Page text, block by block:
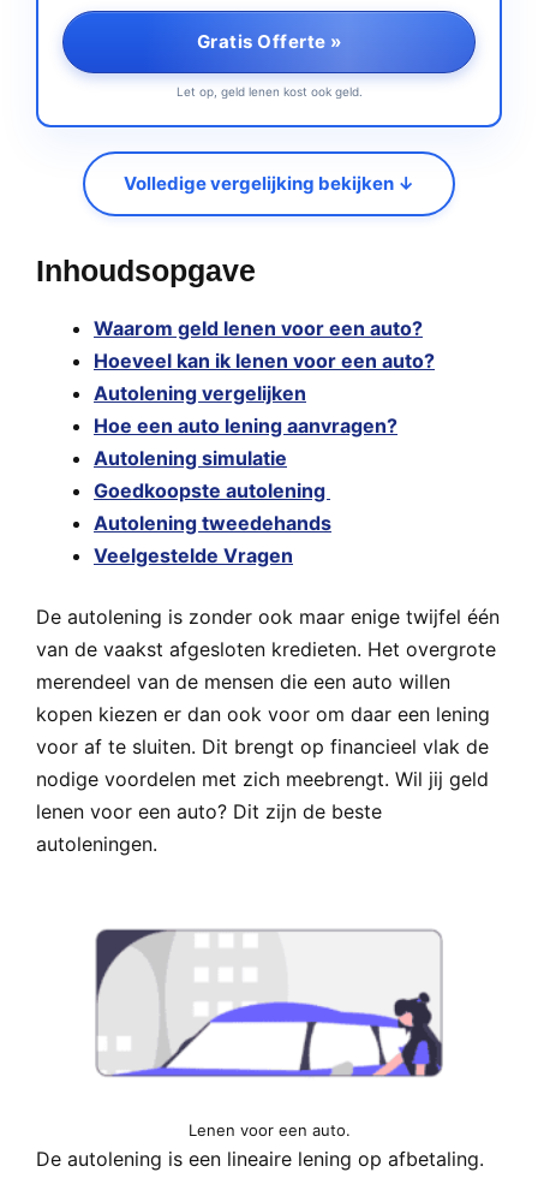
Gratis Offerte »
Let op, geld lenen kost ook geld.
Volledige vergelijking bekijken ↓
Inhoudsopgave
Waarom geld lenen voor een auto?
Hoeveel kan ik lenen voor een auto?
Autolening vergelijken
Hoe een auto lening aanvragen?
Autolening simulatie
Goedkoopste autolening
Autolening tweedehands
Veelgestelde Vragen
De autolening is zonder ook maar enige twijfel één
van de vaakst afgesloten kredieten. Het overgrote
merendeel van de mensen die een auto willen
kopen kiezen er dan ook voor om daar een lening
voor af te sluiten. Dit brengt op financieel vlak de
nodige voordelen met zich meebrengt. Wil jij geld
lenen voor een auto? Dit zijn de beste
autoleningen.
Lenen voor een auto.
De autolening is een lineaire lening op afbetaling.